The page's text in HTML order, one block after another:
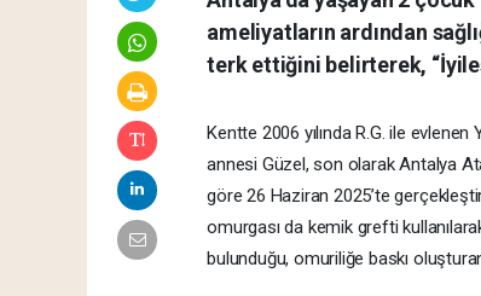
ameliyatların ardından
terk ettiğini belirterek,
Kentte 2006 yılında R.G. ile
annesi Güzel, son olarak Antalya
göre 26 Haziran 2025’te
omurgası da kemik grefti
bulunduğu, omuriliğe baskı